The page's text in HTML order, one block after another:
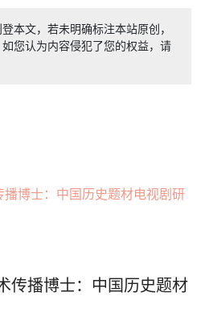
本文，若未明确标注本站原创，
您认为内容侵犯了您的权益，请
传播博士：中国历史题材